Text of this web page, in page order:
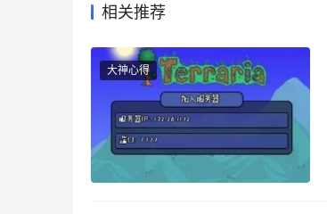
相关推荐
大神心得